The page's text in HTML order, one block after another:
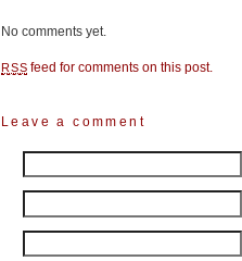
No comments yet.
RSS feed for comments on this post.
Leave a comment